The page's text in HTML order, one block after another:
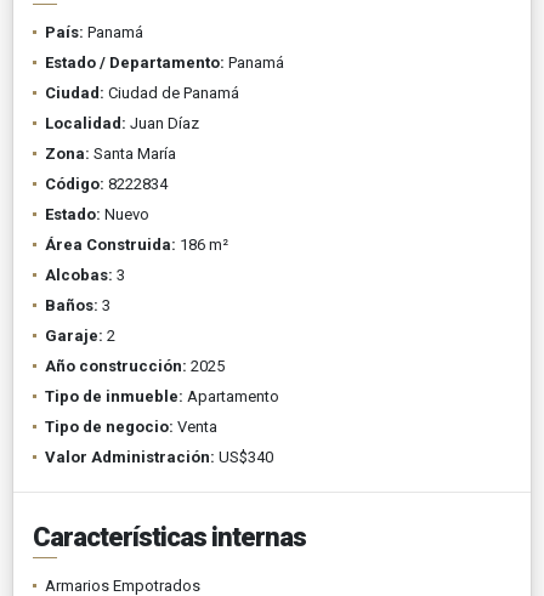
País: Panamá
Estado / Departamento: Panamá
Ciudad: Ciudad de Panamá
Localidad: Juan Díaz
Zona: Santa María
Código: 8222834
Estado: Nuevo
Área Construida: 186 m²
Alcobas: 3
Baños: 3
Garaje: 2
Año construcción: 2025
Tipo de inmueble: Apartamento
Tipo de negocio: Venta
Valor Administración: US$340
Características internas
Armarios Empotrados